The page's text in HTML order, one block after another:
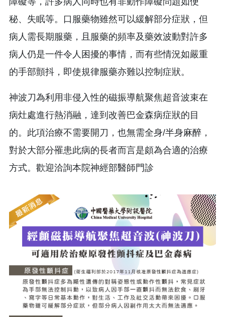
秘、失眠等。口服藥物雖然可以緩解部分症狀，但
病人需長期服藥，且服藥的頻率及藥效波動對許多
病人仍是一件令人困擾的事情，而有些情況如嚴重
的手部顫抖，即使規律服藥亦難以控制症狀。
神波刀為利用非侵入性的磁振導航聚焦超音波束在
病灶處進行熱消融，達到改善巴金森病症狀的目
的。此項治療不需要開刀，也無需全身/半身麻醉，
對於大部分罹患此病的長者而言是頗為合適的治療
方式。歡迎洽詢本院神經部醫師門診